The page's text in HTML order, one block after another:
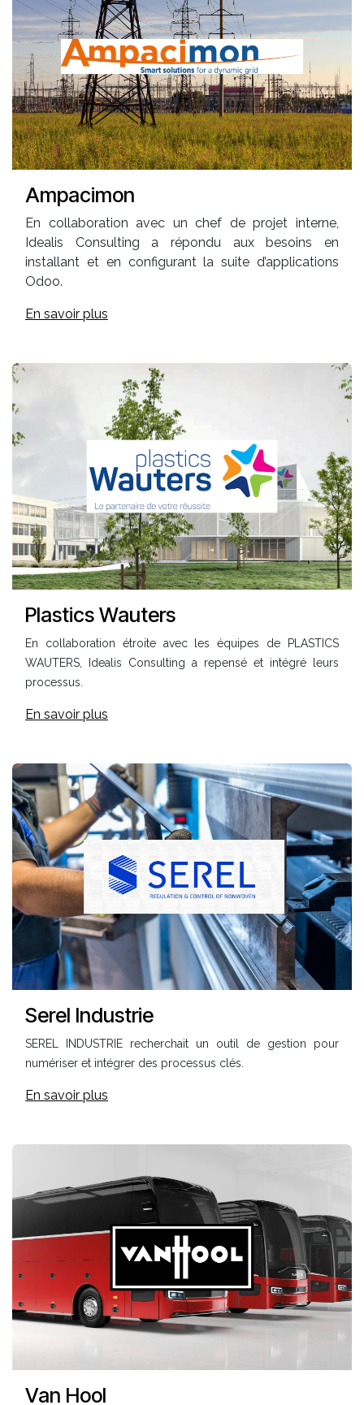
Ampacimon
En collaboration avec un chef de projet interne,
Idealis Consulting a répondu aux besoins en
installant et en configurant la suite d’applications
Odoo.
En savoir plus
Plastics Wauters
En collaboration étroite avec les équipes de PLASTICS
WAUTERS, Idealis Consulting a repensé et intégré leurs
processus.
En savoir plus
Serel Industrie
SEREL INDUSTRIE recherchait un outil de gestion pour
numériser et intégrer des processus clés.
En savoir plus
Van Hool